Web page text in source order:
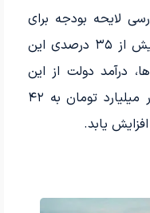
لایحه بودجه برای
سال آینده نیز نشان‌دهنده رشد بیش از ۳۵ درصدی این
درآمد دولت از این
منبع مالیاتی قرار است از ۳۱ هزار میلیارد تومان به ۴۲